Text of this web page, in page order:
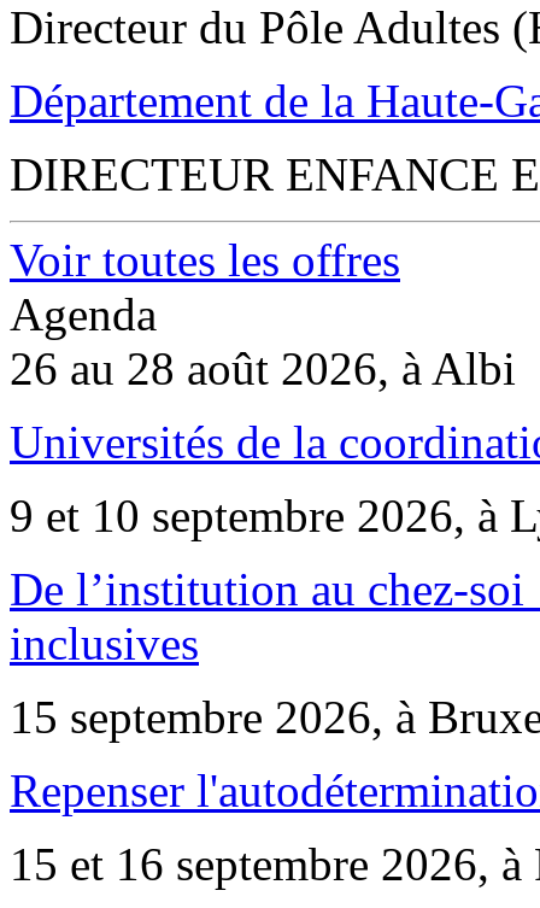
Directeur du Pôle Adultes
Département de la Haute-
DIRECTEUR ENFANCE
Voir toutes les offres
Agenda
26 au 28 août 2026, à Albi
Universités de la
9 et 10 septembre 2026, à
De l’institution au chez-
inclusives
15 septembre 2026, à
Repenser
15 et 16 septembre 2026, à